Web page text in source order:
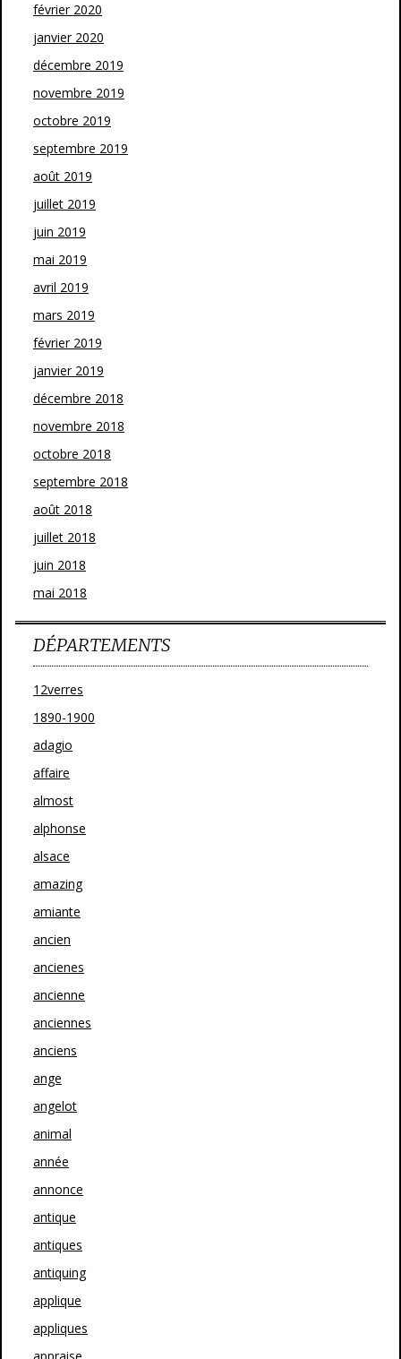
février 2020
janvier 2020
décembre 2019
novembre 2019
octobre 2019
septembre 2019
août 2019
juillet 2019
juin 2019
mai 2019
avril 2019
mars 2019
février 2019
janvier 2019
décembre 2018
novembre 2018
octobre 2018
septembre 2018
août 2018
juillet 2018
juin 2018
mai 2018
DÉPARTEMENTS
12verres
1890-1900
adagio
affaire
almost
alphonse
alsace
amazing
amiante
ancien
ancienes
ancienne
anciennes
anciens
ange
angelot
animal
année
annonce
antique
antiques
antiquing
applique
appliques